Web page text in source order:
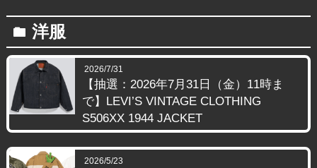
folder 洋服
2026/7/31
【抽選：2026年7月31日（金）11時ま
で】LEVI’S VINTAGE CLOTHING
S506XX 1944 JACKET
2026/5/23